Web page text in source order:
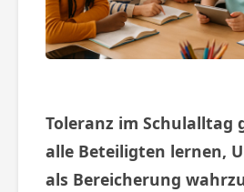
Toleranz im Schulalltag
alle Beteiligten lernen,
als Bereicherung